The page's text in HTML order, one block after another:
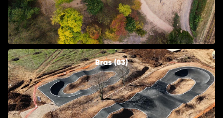
Bras (83)